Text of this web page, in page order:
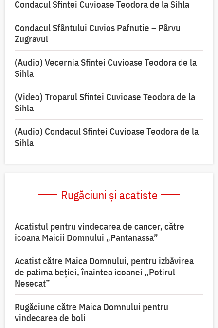
Condacul Sfintei Cuvioase Teodora de la Sihla
Condacul Sfântului Cuvios Pafnutie – Pârvu
Zugravul
(Audio) Vecernia Sfintei Cuvioase Teodora de la
Sihla
(Video) Troparul Sfintei Cuvioase Teodora de la
Sihla
(Audio) Condacul Sfintei Cuvioase Teodora de la
Sihla
Rugăciuni și acatiste
Acatistul pentru vindecarea de cancer, către
icoana Maicii Domnului „Pantanassa”
Acatist către Maica Domnului, pentru izbăvirea
de patima beției, înaintea icoanei „Potirul
Nesecat”
Rugăciune către Maica Domnului pentru
vindecarea de boli